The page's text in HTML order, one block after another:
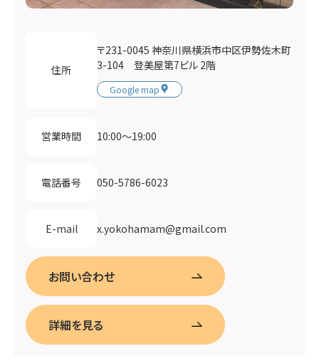
住所
〒231-0045 神奈川県横浜市中区伊勢佐木町
3-104 登美屋第7ビル 2階
Google map
営業時間 10:00〜19:00
電話番号 050-5786-6023
E-mail x.yokohamam@gmail.com
お問い合わせ
詳細を見る